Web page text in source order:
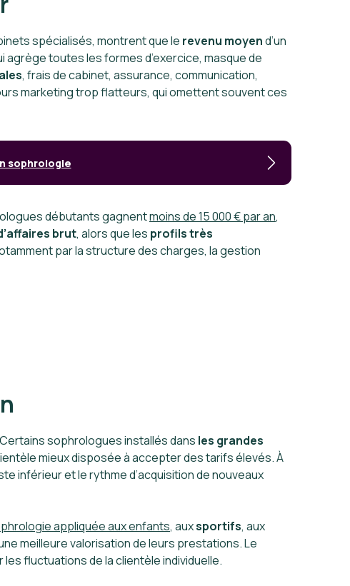
spécialisés, montrent que le revenu moyend’un
agrège toutes les formes d’exercice, masque de
, frais de cabinet, assurance, communication,
marketing trop flatteurs, qui omettent souvent ces
sophrologie
débutants gagnentmoins de 15 000 € par an,
brut, alors que les profils très
par la structure des charges, la gestion
sophrologues installés dans les grandes
mieux disposée à accepter des tarifs élevés. À
inférieur et le rythme d’acquisition de nouveaux
appliquée aux enfants, auxsportifs, aux
meilleure valorisation de leurs prestations. Le
fluctuations de la clientèle individuelle.